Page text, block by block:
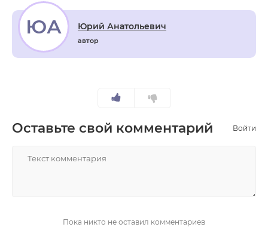
ЮА Юрий Анатольевич
автор
Оставьте свой комментарий Войти
Пока никто не оставил комментариев